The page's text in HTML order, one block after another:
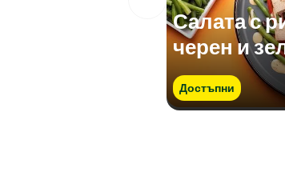
Салата с
черен и
Достъпни